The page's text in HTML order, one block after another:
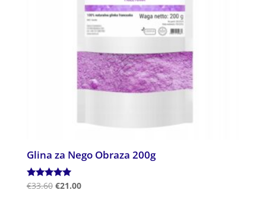
Glina za Nego Obraza 200g
Ocenjeno
€33.60 €21.00